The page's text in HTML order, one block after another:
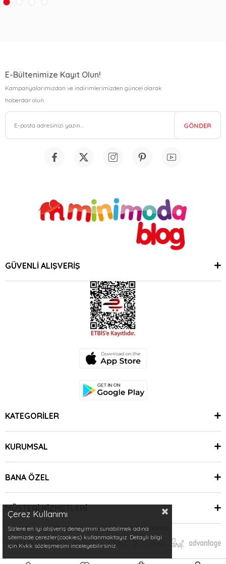
E-Bültenimize Kayıt Olun!
Kampanyalarımızdan ve indirimlerimizden güncel olarak
haberdar olun.
GÖNDER
GÜVENLİ ALIŞVERİŞ
KATEGORİLER
KURUMSAL
BANA ÖZEL
MÜŞTERİ HİZMETLERİ
© 2024 Minimoda | Tüm Hakları Saklıdır.
Çerez Kullanımı
Sizlere en iyi alışveriş deneyimini sunabilmek adına
sitemizde çerezler(cookies) kullanmaktayız. Detaylı bilgi
için Kvkk sözleşmesini inceleyebilirsiniz.